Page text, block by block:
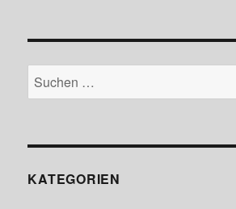
Suchen
nach:
KATEGORIEN